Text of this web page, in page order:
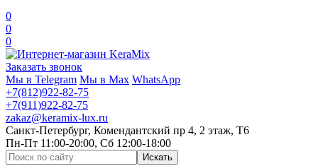
0
0
0
Заказать звонок
Мы в Telegram Мы в Max WhatsApp
+7(812)922-82-75
+7(911)922-82-75
zakaz@keramix-lux.ru
Санкт-Петербург, Комендантский пр 4, 2 этаж, Т6
Пн-Пт 11:00-20:00, Сб 12:00-18:00